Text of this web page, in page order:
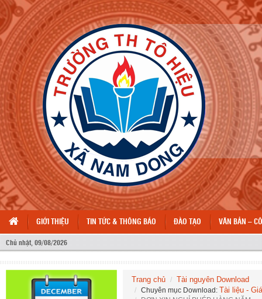
GIỚI THIỆU TIN TỨC & THÔNG BÁO ĐÀO TẠO VĂN BẢN –
Chủ nhật, 09/08/2026
Trang chủ Tài nguyên Download
Chuyên mục Download: Tài liệu -